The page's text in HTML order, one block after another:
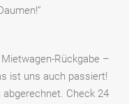
”
Rückgabe –
ist uns auch passiert!
Check 24